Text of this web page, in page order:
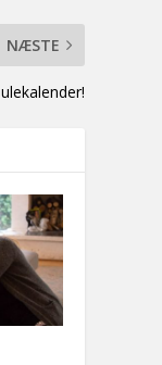
NÆSTE